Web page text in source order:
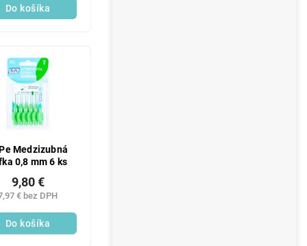
Do košíka
Medzizubná
0,8 mm 6 ks
€ bez DPH
9,80 €
Do košíka